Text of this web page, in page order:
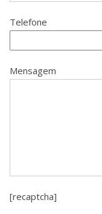
Telefone
Mensagem
[recaptcha]